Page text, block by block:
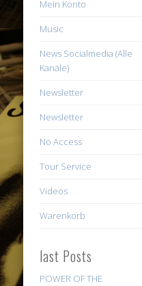
Mein Konto
Music
News Socialmedia (Alle
Kanäle)
Newsletter
Newsletter
No Access
Tour Service
Videos
Warenkorb
last Posts
POWER OF THE